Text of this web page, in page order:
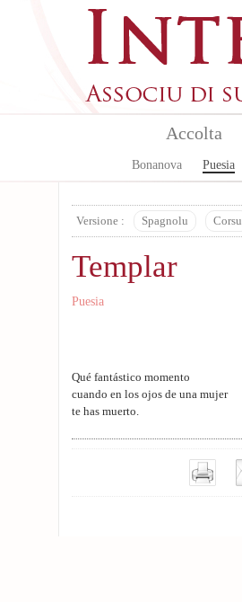
Accolta
Bonanova Puesia
Versione : Spagnolu Corsu
Templar
Puesia
Qué fantástico momento
cuando en los ojos de una mujer
te has muerto.